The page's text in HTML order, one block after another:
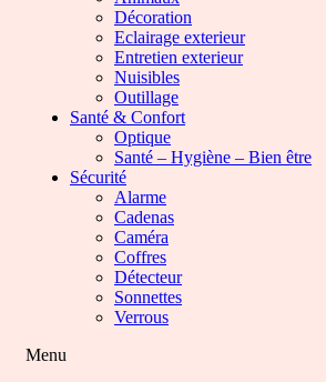
Décoration
Eclairage exterieur
Entretien exterieur
Nuisibles
Outillage
Santé & Confort
Optique
Santé – Hygiène – Bien être
Sécurité
Alarme
Cadenas
Caméra
Coffres
Détecteur
Sonnettes
Verrous
Menu